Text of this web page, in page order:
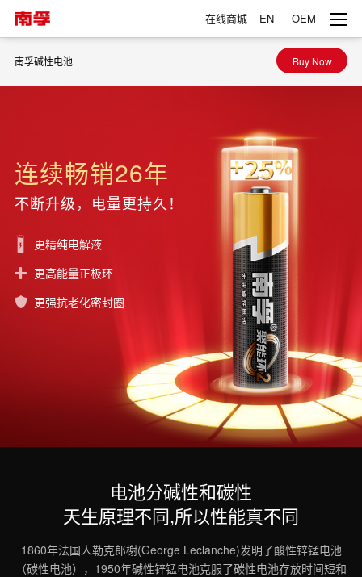
在线商城 EN OEM
南孚碱性电池 Buy Now
连续畅销26年
不断升级，电量更持久！
更精纯电解液
更高能量正极环
更强抗老化密封圈
电池分碱性和碳性
天生原理不同,所以性能真不同
1860年法国人勒克郎榭(George Leclanche)发明了酸性锌锰电池
（碳性电池），1950年碱性锌锰电池克服了碳性电池存放时间短和